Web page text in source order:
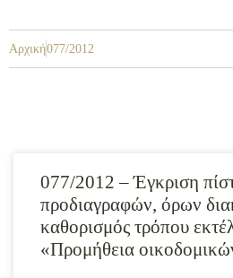
Αρχική077/2012
077/2012 – Έγκριση
προδιαγραφών, όρων
καθορισμός τρόπου
«Προμήθεια